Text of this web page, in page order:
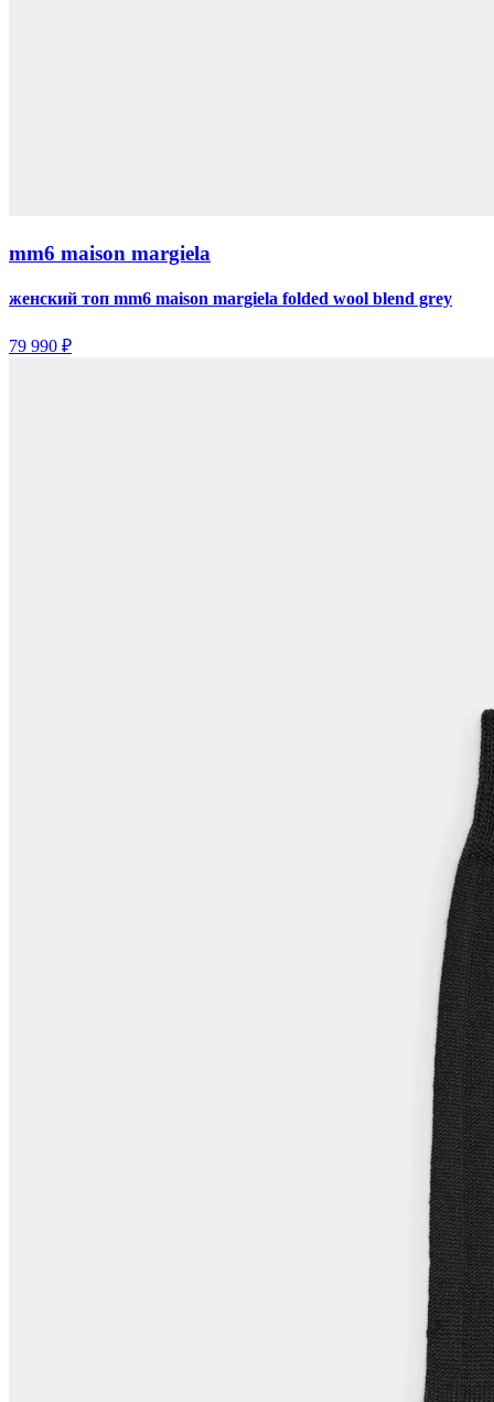
mm6 maison margiela
женский топ mm6 maison margiela folded wool blend grey
79 990 ₽